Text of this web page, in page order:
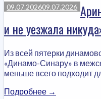
«Все
делает
меня
09.07.202609.07.2026
и не уезжала
Из всей пятерки
«Динамо-Синару» в
меньше всего подходит
Подробнее
«Арина
→